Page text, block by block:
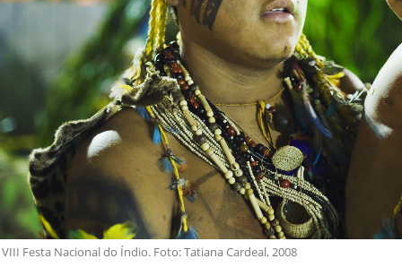
VIII Festa Nacional do Índio. Foto: Tatiana Cardeal, 2008